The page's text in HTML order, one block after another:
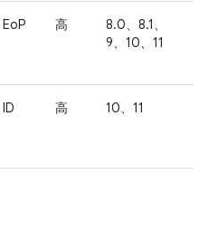
EoP 高
8.0、8.1、
9、10、11
ID 高 10、11